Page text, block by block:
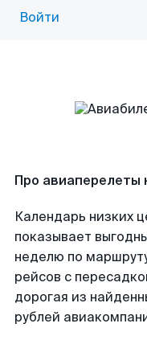
Войти
Про авиаперелеты
Календарь низких
показывает
неделю по
рейсов с
дорогая из
рублей